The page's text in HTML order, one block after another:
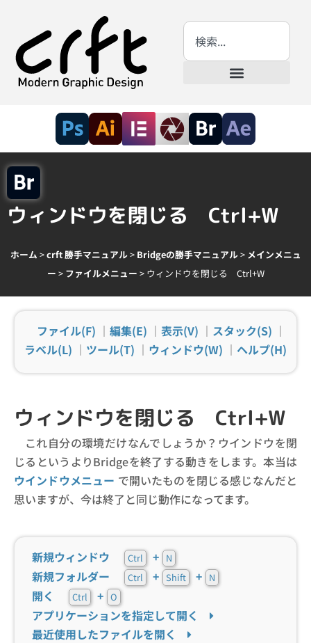
ウィンドウを閉じる Ctrl+W
ホーム >crft 勝手マニュアル> Bridgeの勝手マニュアル> メインメニュ
ー > ファイルメニュー > ウィンドウを閉じる Ctrl+W
ファイル(F) ｜ 編集(E) ｜ 表示(V) ｜ スタック(S) ｜
ラベル(L) ｜ ツール(T) ｜ ウィンドウ(W) ｜ ヘルプ(H)
新規ウィンドウ Ctrl + N
新規フォルダー Ctrl + Shift + N
開く Ctrl + O
アプリケーションを指定して開く
最近使用したファイルを開く
ウィンドウを閉じる Ctrl+W
これ自分の環境だけなんでしょうか？ウインドウを閉
じるというよりBridgeを終了する動きをします。本当は
ウインドウメニュー で開いたものを閉じる感じなんだと
思いますが、今は終了と同じ動作になってます。